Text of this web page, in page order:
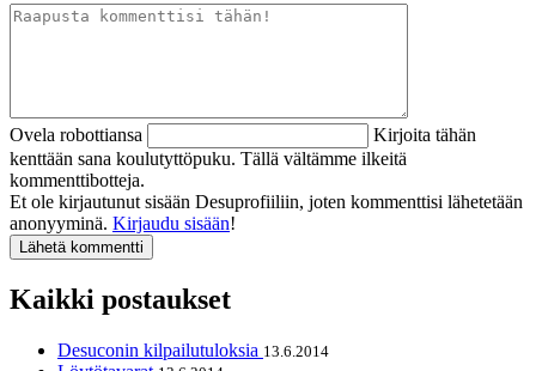
Ovela robottiansa
Kirjoita tähän
kenttään sana koulutyttöpuku. Tällä vältämme ilkeitä
kommenttibotteja.
Et ole kirjautunut sisään Desuprofiiliin, joten kommenttisi lähetetään
anonyyminä. Kirjaudu sisään!
Kaikki postaukset
Desuconin kilpailutuloksia 13.6.2014